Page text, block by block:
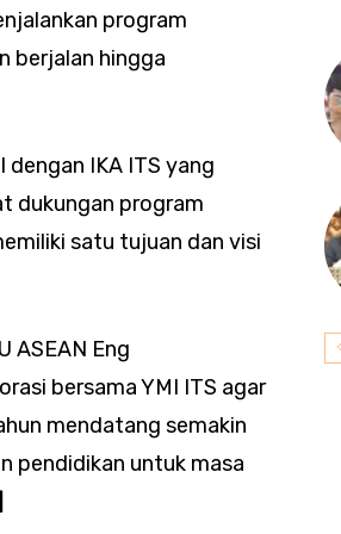
program
berjalan hingga
IKA ITS yang
dukungan program
satu tujuan dan visi
ASEAN Eng
bersama YMI ITS agar
mendatang semakin
pendidikan untuk masa